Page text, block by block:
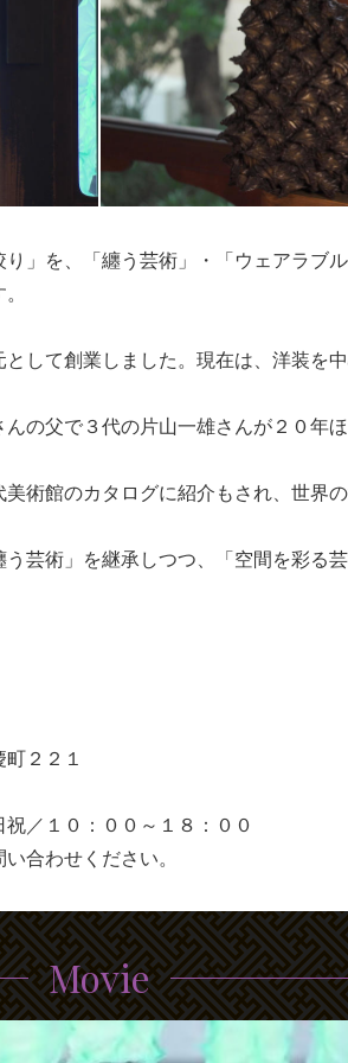
」を、「纏う芸術」・「ウェアラブ
して創業しました。現在は、洋装を
の父で３代の片山一雄さんが２０年
術館のカタログに紹介もされ、世界の
芸術」を継承しつつ、「空間を彩る
２２１
／１０：００～１８：００
合わせください。
Movie